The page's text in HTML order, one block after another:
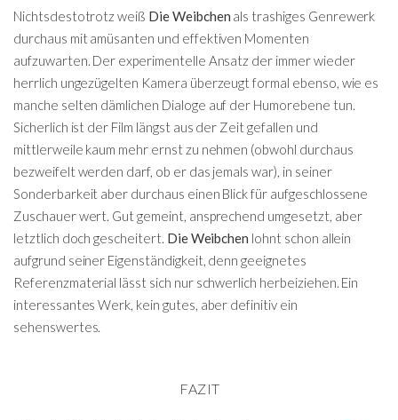
Nichtsdestotrotz weiß Die Weibchen als trashiges Genrewerk
durchaus mit amüsanten und effektiven Momenten
aufzuwarten. Der experimentelle Ansatz der immer wieder
herrlich ungezügelten Kamera überzeugt formal ebenso, wie es
manche selten dämlichen Dialoge auf der Humorebene tun.
Sicherlich ist der Film längst aus der Zeit gefallen und
mittlerweile kaum mehr ernst zu nehmen (obwohl durchaus
bezweifelt werden darf, ob er das jemals war), in seiner
Sonderbarkeit aber durchaus einen Blick für aufgeschlossene
Zuschauer wert. Gut gemeint, ansprechend umgesetzt, aber
letztlich doch gescheitert. Die Weibchen lohnt schon allein
aufgrund seiner Eigenständigkeit, denn geeignetes
Referenzmaterial lässt sich nur schwerlich herbeiziehen. Ein
interessantes Werk, kein gutes, aber definitiv ein
sehenswertes.
FAZIT